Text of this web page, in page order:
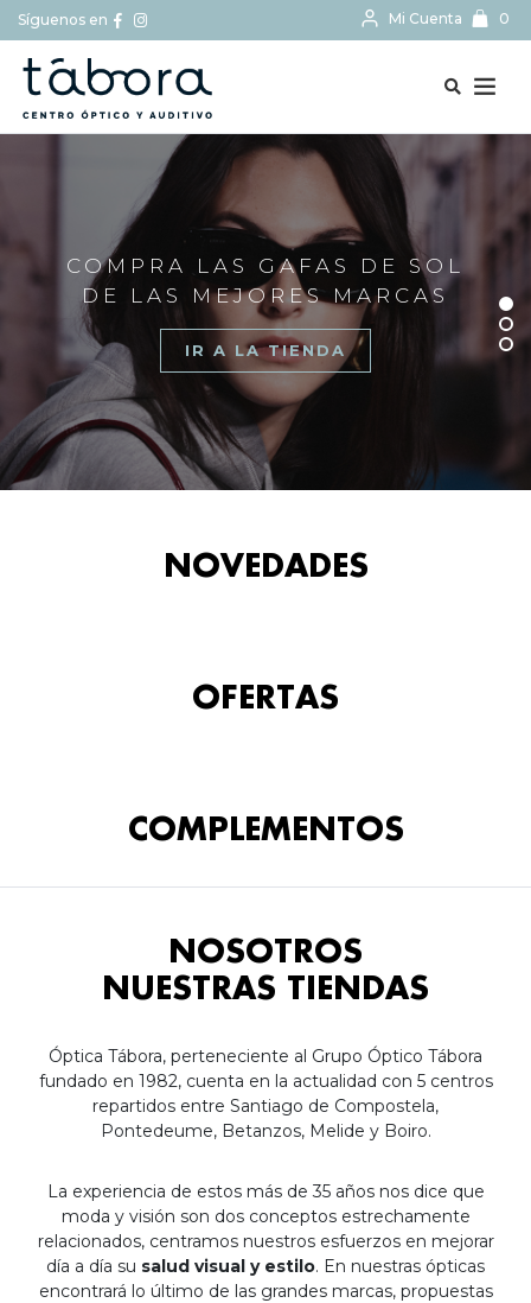
Síguenos en Mi Cuenta 0
COMPRA LAS GAFAS DE SOL
DE LAS MEJORES MARCAS
IR A LA TIENDA
NOVEDADES
OFERTAS
COMPLEMENTOS
NOSOTROS
NUESTRAS TIENDAS
Óptica Tábora, perteneciente al Grupo Óptico Tábora
fundado en 1982, cuenta en la actualidad con 5 centros
repartidos entre Santiago de Compostela,
Pontedeume, Betanzos, Melide y Boiro.
La experiencia de estos más de 35 años nos dice que
moda y visión son dos conceptos estrechamente
relacionados, centramos nuestros esfuerzos en mejorar
día a día su salud visual y estilo. En nuestras ópticas
encontrará lo último de las grandes marcas, propuestas